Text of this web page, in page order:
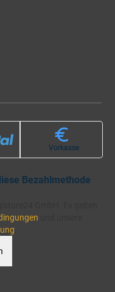
Vorkasse
Bezahlmethode